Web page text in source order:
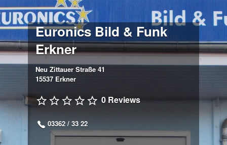
Euronics Bild & Funk
Erkner
Neu Zittauer Straße 41
15537 Erkner
0 Reviews
03362 / 33 22